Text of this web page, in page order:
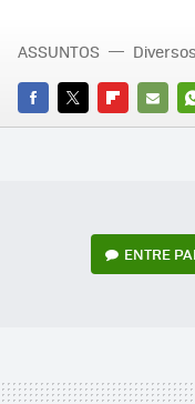
FACEBOOK
TWITTERFLIPBOARD
E-
ASSUNTOS Diversos
ENTRE